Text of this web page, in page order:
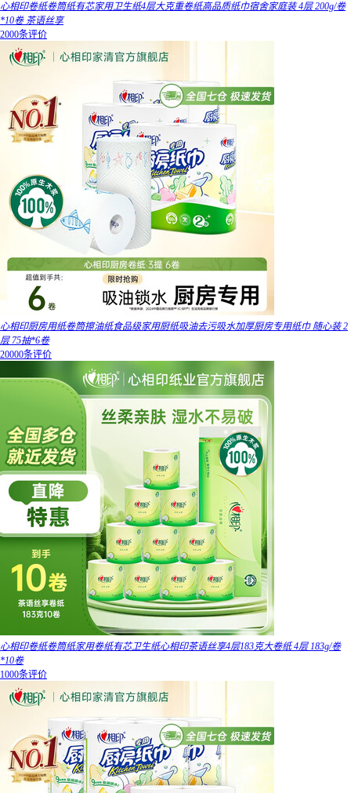
心相印卷纸卷筒纸有芯家用卫生纸4层大克重卷纸高品质纸巾宿舍家庭装 4层 200g/卷
*10卷 茶语丝享
2000条评价
心相印厨房用纸卷筒擦油纸食品级家用厨纸吸油去污吸水加厚厨房专用纸巾 随心装 2
层 75抽*6卷
20000条评价
心相印卷纸卷筒纸家用卷纸有芯卫生纸心相印茶语丝享4层183克大卷纸 4层 183g/卷
*10卷
1000条评价